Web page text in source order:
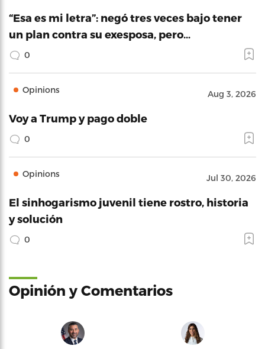
“Esa es mi letra”: negó tres veces bajo tener
un plan contra su exesposa, pero…
0
Opinions Aug 3, 2026
Voy a Trump y pago doble
0
Opinions Jul 30, 2026
El sinhogarismo juvenil tiene rostro, historia
y solución
0
Opinión y Comentarios